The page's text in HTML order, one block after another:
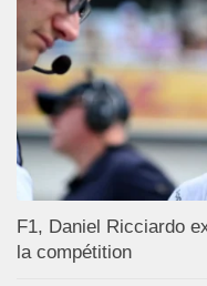
F1, Daniel Ricciardo
la compétition